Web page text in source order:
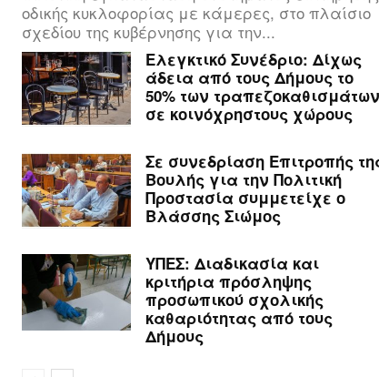
οδικής κυκλοφορίας με κάμερες, στο πλαίσιο
σχεδίου της κυβέρνησης για την...
Ελεγκτικό Συνέδριο: Δίχως
άδεια από τους Δήμους το
50% των τραπεζοκαθισμάτων
σε κοινόχρηστους χώρους
Σε συνεδρίαση Επιτροπής
Βουλής για την Πολιτική
Προστασία συμμετείχε ο
Βλάσσης Σιώμος
ΥΠΕΣ: Διαδικασία και
κριτήρια πρόσληψης
προσωπικού σχολικής
καθαριότητας από τους
Δήμους